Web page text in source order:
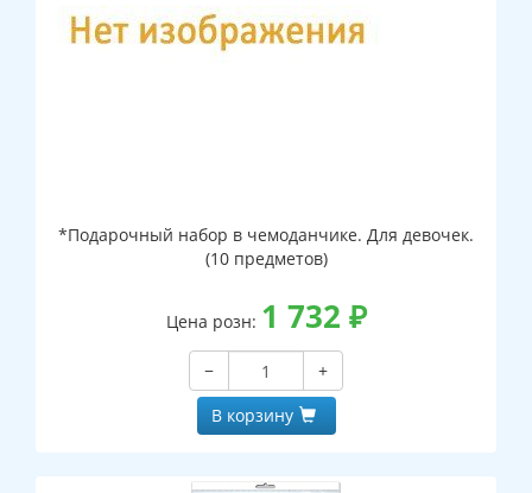
*Подарочный набор в чемоданчике. Для девочек.
(10 предметов)
Цена розн: 1 732 ₽
−
+
В корзину